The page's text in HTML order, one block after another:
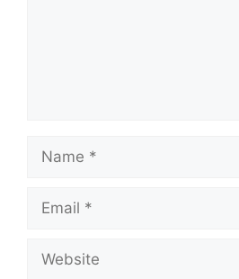
Name
Email
Website